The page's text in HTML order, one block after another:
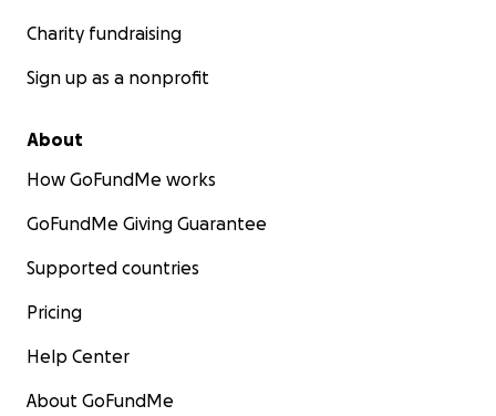
Charity fundraising
Sign up as a nonprofit
About
How GoFundMe works
GoFundMe Giving Guarantee
Supported countries
Pricing
Help Center
About GoFundMe